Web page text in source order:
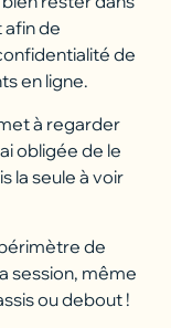
de
de
en ligne.
à regarder
obligée de le
la seule à voir
de
session, même
ou debout !